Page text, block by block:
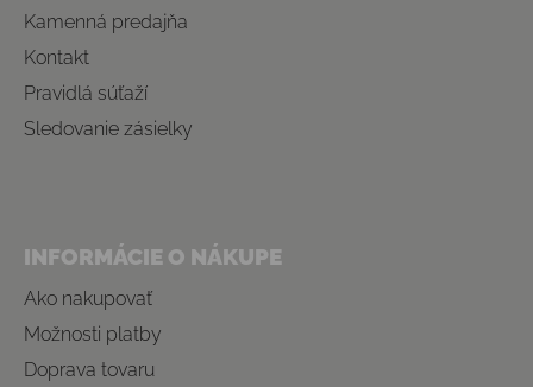
Kamenná predajňa
Kontakt
Pravidlá súťaží
Sledovanie zásielky
INFORMÁCIE O NÁKUPE
Ako nakupovať
Možnosti platby
Doprava tovaru